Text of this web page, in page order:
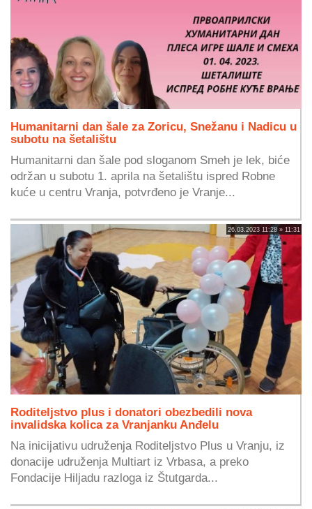
Humanitarni dan šale za Zoricu, Snežanu i Nadicu u
subotu na šetalištu
Humanitarni dan šale pod sloganom Smeh je lek, biće
održan u subotu 1. aprila na šetalištu ispred Robne
kuće u centru Vranja, potvrđeno je Vranje...
26.03.2023 11:28 » 11:31
Roditeljstvo plus i donatori obezbedili nova
invalidska kolica za Vranjanku Anđelu
Na inicijativu udruženja Roditeljstvo Plus u Vranju, iz
donacije udruženja Multiart iz Vrbasa, a preko
Fondacije Hiljadu razloga iz Štutgarda...